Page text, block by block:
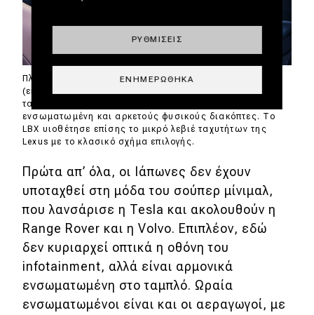
Πλούσιο και πολυτελές εσωτερικό, από ποιοτικά υλικά
(εκεί που αγγίζει το βλέμμα ή το χέρι), με την μικρή για
τα σημερινά δεδομένα οθόνη των 9,8” αρμονικά
ενσωματωμένη και αρκετούς φυσικούς διακόπτες. Το
LBX υιοθέτησε επίσης το μικρό λεβιέ ταχυτήτων της
Lexus με το κλασικό σχήμα επιλογής.
Πρώτα απ’ όλα, οι Ιάπωνες δεν έχουν
υποταχθεί στη μόδα του σούπερ μίνιμαλ,
που λανσάρισε η Tesla και ακολουθούν η
Range Rover και η Volvo. Επιπλέον, εδώ
δεν κυριαρχεί οπτικά η οθόνη του
infotainment, αλλά είναι αρμονικά
ενσωματωμένη στο ταμπλό. Ωραία
ενσωματωμένοι είναι και οι αεραγωγοί, με
ΡΥΘΜΊΣΕΙΣ
ΕΝΗΜΕΡΏΘΗΚΑ